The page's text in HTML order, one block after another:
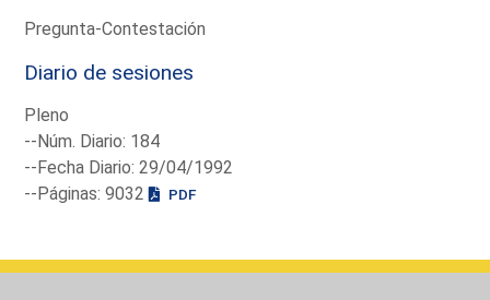
Pregunta-Contestación
Diario de sesiones
Pleno
--Núm. Diario: 184
--Fecha Diario: 29/04/1992
--Páginas: 9032
PDF